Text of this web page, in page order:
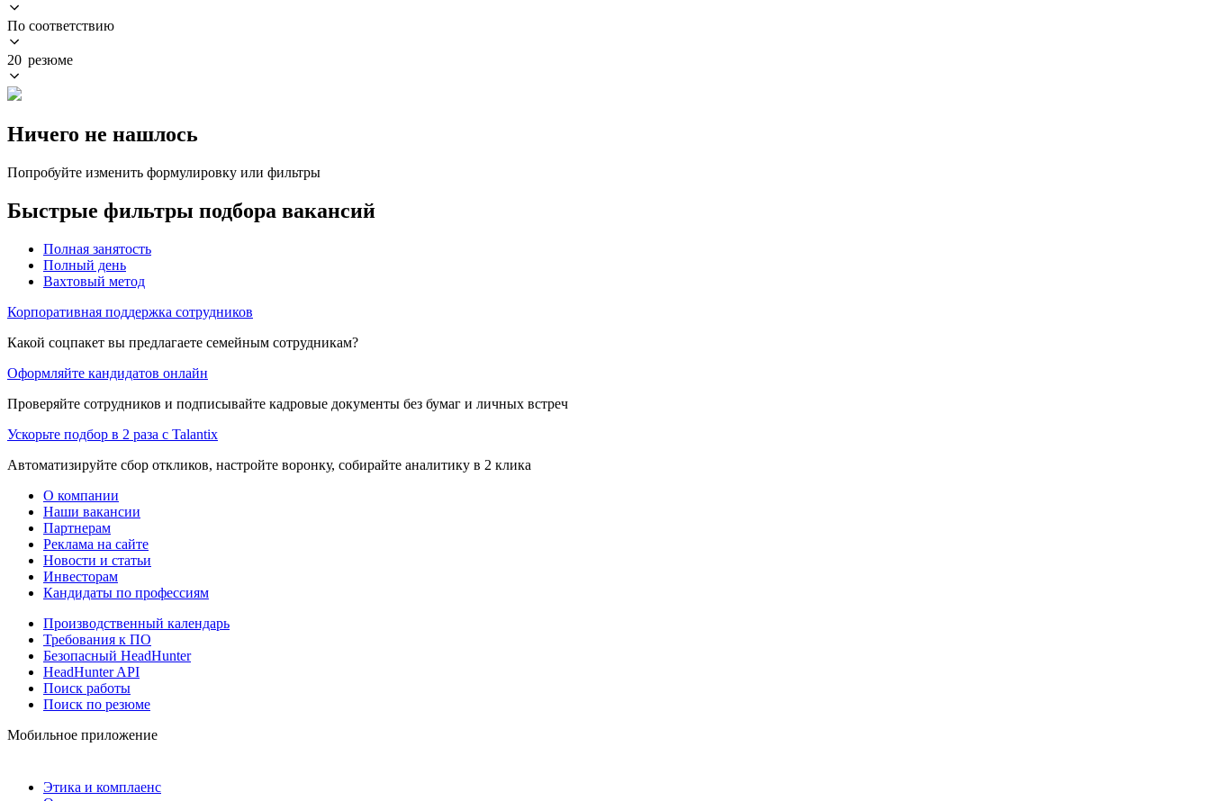
По соответствию
20 резюме
Ничего не нашлось
Попробуйте изменить формулировку или фильтры
Быстрые фильтры подбора вакансий
Полная занятость
Полный день
Вахтовый метод
Корпоративная поддержка сотрудников
Какой соцпакет вы предлагаете семейным сотрудникам?
Оформляйте кандидатов онлайн
Проверяйте сотрудников и подписывайте кадровые документы без бумаг и личных встреч
Ускорьте подбор в 2 раза с Talantix
Автоматизируйте сбор откликов, настройте воронку, собирайте аналитику в 2 клика
О компании
Наши вакансии
Партнерам
Реклама на сайте
Новости и статьи
Инвесторам
Кандидаты по профессиям
Производственный календарь
Требования к ПО
Безопасный HeadHunter
HeadHunter API
Поиск работы
Поиск по резюме
Мобильное приложение
Этика и комплаенс